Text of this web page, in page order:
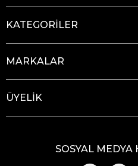
KATEGORİLER
MARKALAR
ÜYELİK
SOSYAL MEDYA